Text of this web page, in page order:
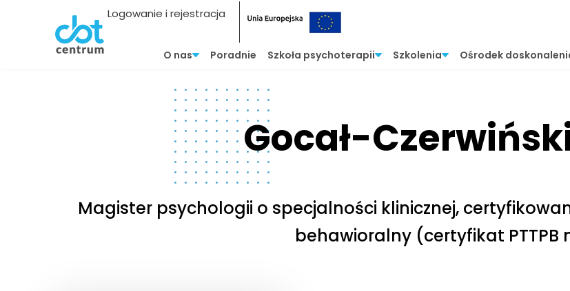
Logowanie i rejestracja
O nas Poradnie Szkoła psychoterapii Szkolenia Ośrodek
Gocał-
Magister psychologii o specjalności klinicznej,
behawioralny (certyfikat PTTPB